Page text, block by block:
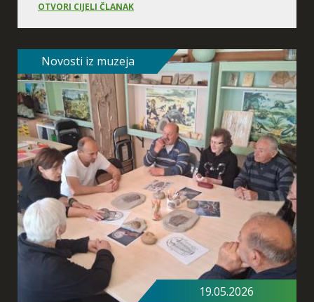
Neandertalska obitelj
Daleki i tajanstveni svijet
života ljudi u prošlosti
OTVORI CIJELI ČLANAK
Novosti iz muzeja
19.05.2026